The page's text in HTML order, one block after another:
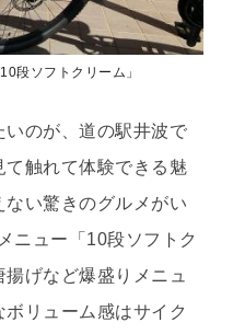
段ソフトクリーム」
のが、道の駅井波で
触れて体験できる魅
い驚きのグルメがい
ニュー「10段ソフトク
げなど爆盛りメニュ
リューム感はサイク